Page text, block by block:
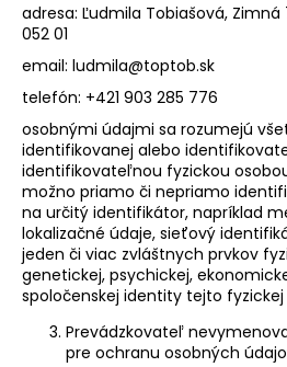
adresa: Ľudmila Tobiašová, Zimná
052 01
email: ludmila@toptob.sk
telefón: +421 903 285 776
osobnými údajmi sa rozumejú
identifikovanej alebo
identifikovateľnou fyzickou
možno priamo či nepriamo
na určitý identifikátor, napríklad
lokalizačné údaje, sieťový
jeden či viac zvláštnych prvkov
genetickej, psychickej,
spoločenskej identity tejto fyzickej
Prevádzkovateľ
pre ochranu osobných
t
e
n
á
j
s
ť
?
HĽADAŤ